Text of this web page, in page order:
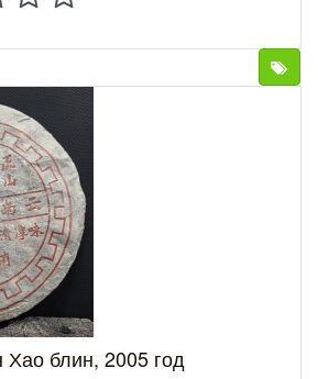
блин, 2005 год